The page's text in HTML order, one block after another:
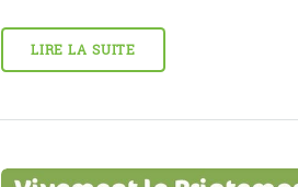
LIRE LA SUITE